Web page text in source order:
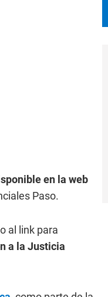
en la web
Paso.
al link para
a la Justicia